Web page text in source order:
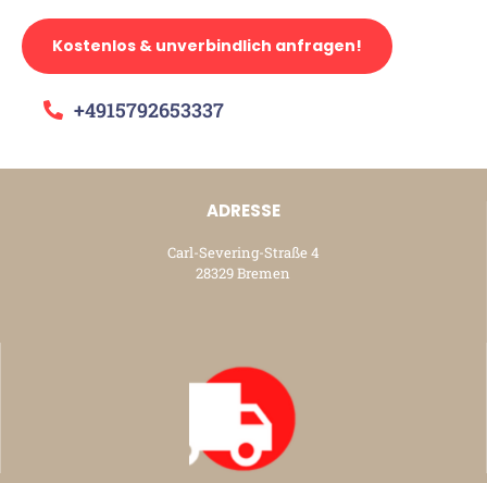
Kostenlos & unverbindlich anfragen!
+4915792653337
ADRESSE
Carl-Severing-Straße 4
28329 Bremen